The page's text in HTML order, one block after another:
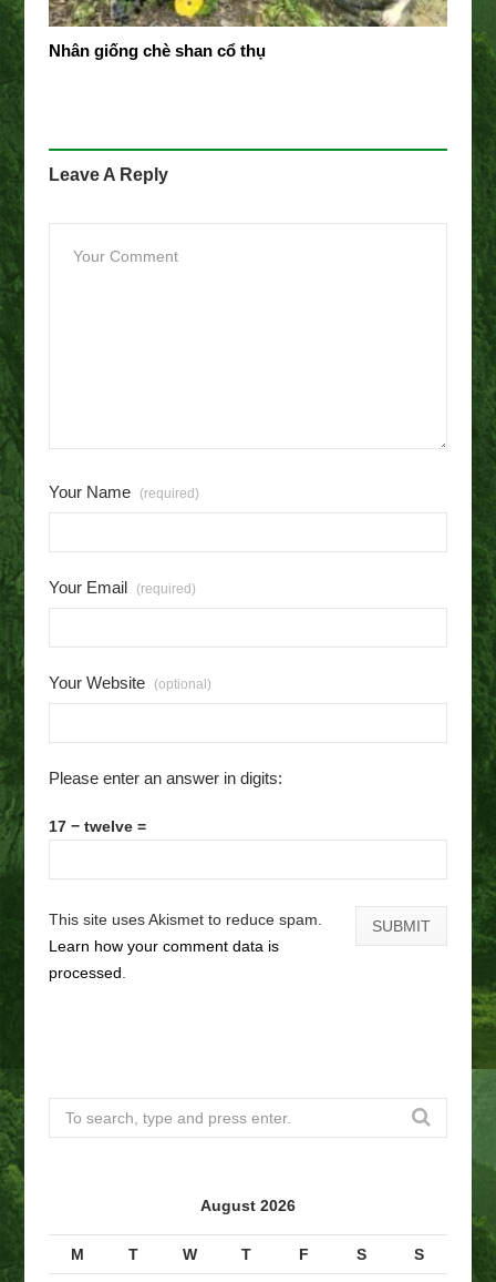
Nhân giống chè shan cổ thụ
Leave A Reply
Your Name (required)
Your Email (required)
Your Website (optional)
Please enter an answer in digits:
17 − twelve =
This site uses Akismet to reduce spam.
Learn how your comment data is
processed
e
f
August 2026
M T W T F S S